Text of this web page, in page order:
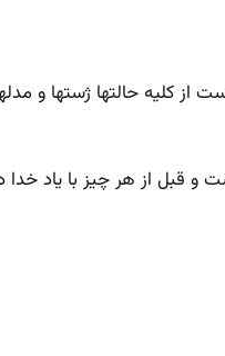
از کلیه حالتها ژستها و
و قبل از هر چیز با یاد